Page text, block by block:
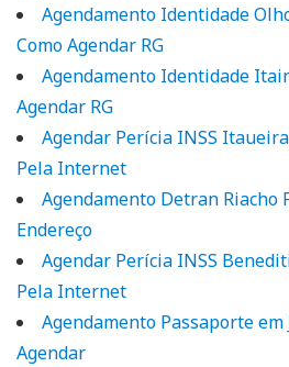
Agendamento Identidade
Como Agendar RG
Agendamento Identidade
Agendar RG
Agendar Perícia INSS
Pela Internet
Agendamento Detran Riacho
Endereço
Agendar Perícia INSS
Pela Internet
Agendamento Passaporte em
Agendar